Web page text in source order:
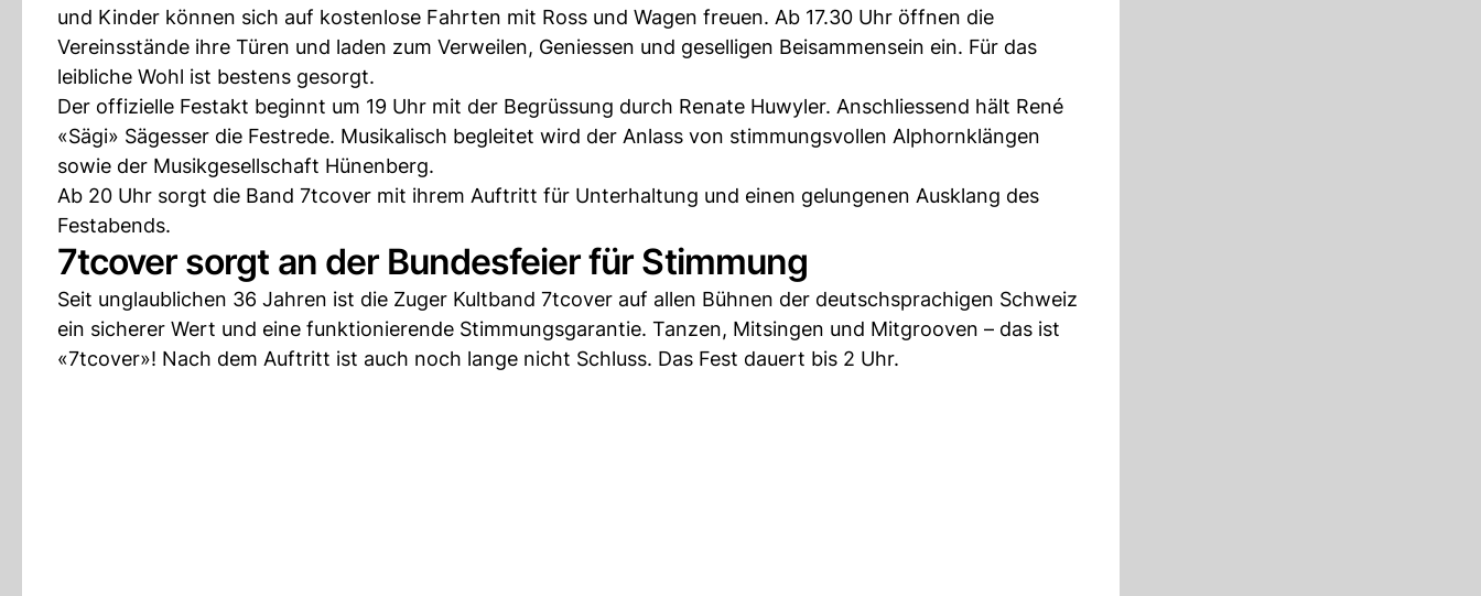
und Kinder können sich auf kostenlose Fahrten mit Ross und Wagen freuen. Ab 17.30 Uhr öffnen die
Vereinsstände ihre Türen und laden zum Verweilen, Geniessen und geselligen Beisammensein ein. Für das
leibliche Wohl ist bestens gesorgt.
Der offizielle Festakt beginnt um 19 Uhr mit der Begrüssung durch Renate Huwyler. Anschliessend hält René
«Sägi» Sägesser die Festrede. Musikalisch begleitet wird der Anlass von stimmungsvollen Alphornklängen
sowie der Musikgesellschaft Hünenberg.
Ab 20 Uhr sorgt die Band 7tcover mit ihrem Auftritt für Unterhaltung und einen gelungenen Ausklang des
Festabends.
7tcover sorgt an der Bundesfeier für Stimmung
Seit unglaublichen 36 Jahren ist die Zuger Kultband 7tcover auf allen Bühnen der deutschsprachigen Schweiz
ein sicherer Wert und eine funktionierende Stimmungsgarantie. Tanzen, Mitsingen und Mitgrooven – das ist
«7tcover»! Nach dem Auftritt ist auch noch lange nicht Schluss. Das Fest dauert bis 2 Uhr.